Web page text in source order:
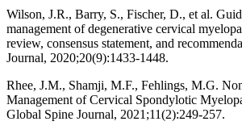
Wilson, J.R., Barry, S., Fischer, D., et al.
management of degenerative cervical
review, consensus statement, and
Journal, 2020;20(9):1433-1448.
Rhee, J.M., Shamji, M.F., Fehlings, M.G.
Management of Cervical Spondylotic
Global Spine Journal, 2021;11(2):249-257.